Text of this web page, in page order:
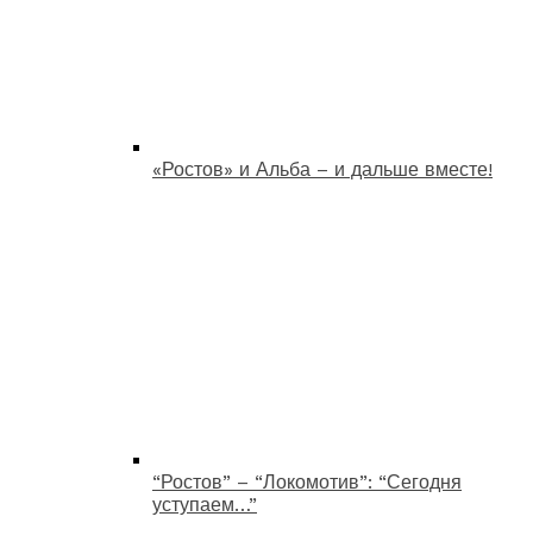
«Ростов» и Альба – и дальше вместе!
“Ростов” – “Локомотив”: “Сегодня
уступаем…”